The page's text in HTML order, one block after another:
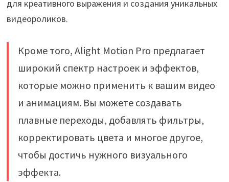
для креативного выражения и создания уникальных
видеороликов.
Кроме того, Alight Motion Pro предлагает
широкий спектр настроек и эффектов,
которые можно применить к вашим видео
и анимациям. Вы можете создавать
плавные переходы, добавлять фильтры,
корректировать цвета и многое другое,
чтобы достичь нужного визуального
эффекта.